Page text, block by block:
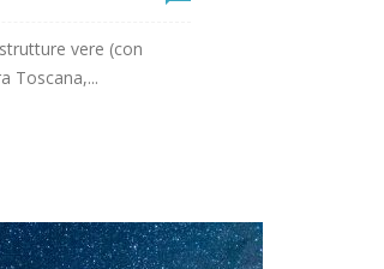
vere (con
Toscana,...